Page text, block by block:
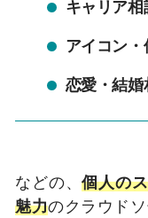
キャリア相
アイコン・
恋愛・結婚
などの、個人の
魅力のクラウド